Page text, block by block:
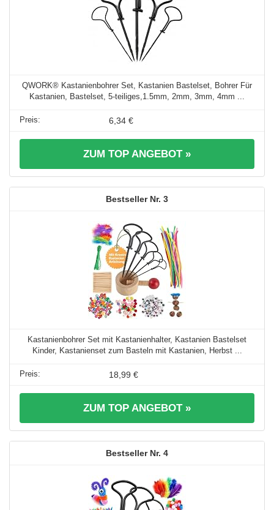
QWORK® Kastanienbohrer Set, Kastanien Bastelset, Bohrer Für
Kastanien, Bastelset, 5-teiliges,1.5mm, 2mm, 3mm, 4mm ...
6,34 €
ZUM TOP ANGEBOT »
3
Kastanienbohrer Set mit Kastanienhalter, Kastanien Bastelset
Kinder, Kastanienset zum Basteln mit Kastanien, Herbst ...
18,99 €
ZUM TOP ANGEBOT »
4